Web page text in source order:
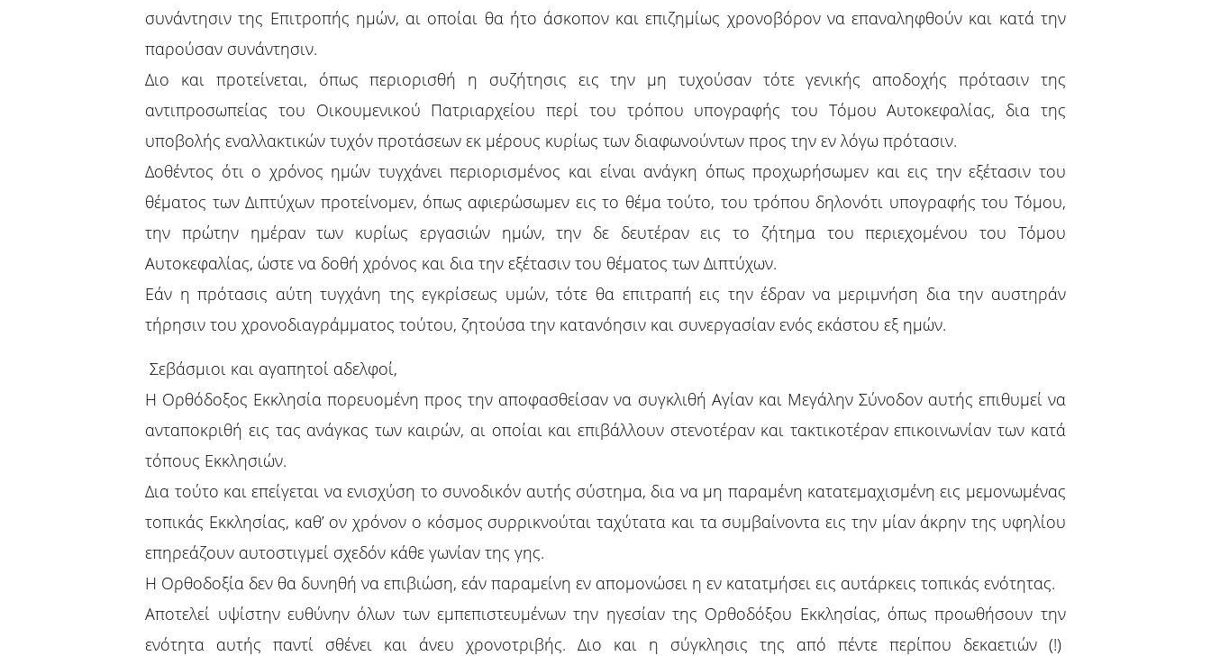
συνάντησιν της Επιτροπής ημών, αι οποίαι θα ήτο άσκοπον και επιζημίως χρονοβόρον να επαναληφθούν και κατά την
παρούσαν συνάντησιν.
Διο και προτείνεται, όπως περιορισθή η συζήτησις εις την μη τυχούσαν τότε γενικής αποδοχής πρότασιν της
αντιπροσωπείας του Οικουμενικού Πατριαρχείου περί του τρόπου υπογραφής του Τόμου Αυτοκεφαλίας, δια της
υποβολής εναλλακτικών τυχόν προτάσεων εκ μέρους κυρίως των διαφωνούντων προς την εν λόγω πρότασιν.
Δοθέντος ότι ο χρόνος ημών τυγχάνει περιορισμένος και είναι ανάγκη όπως προχωρήσωμεν και εις την εξέτασιν του
θέματος των Διπτύχων προτείνομεν, όπως αφιερώσωμεν εις το θέμα τούτο, του τρόπου δηλονότι υπογραφής του Τόμου,
την πρώτην ημέραν των κυρίως εργασιών ημών, την δε δευτέραν εις το ζήτημα του περιεχομένου του Τόμου
Αυτοκεφαλίας, ώστε να δοθή χρόνος και δια την εξέτασιν του θέματος των Διπτύχων.
Εάν η πρότασις αύτη τυγχάνη της εγκρίσεως υμών, τότε θα επιτραπή εις την έδραν να μεριμνήση δια την αυστηράν
τήρησιν του χρονοδιαγράμματος τούτου, ζητούσα την κατανόησιν και συνεργασίαν ενός εκάστου εξ ημών.
Σεβάσμιοι και αγαπητοί αδελφοί,
Η Ορθόδοξος Εκκλησία πορευομένη προς την αποφασθείσαν να συγκλιθή Αγίαν και Μεγάλην Σύνοδον αυτής επιθυμεί να
ανταποκριθή εις τας ανάγκας των καιρών, αι οποίαι και επιβάλλουν στενοτέραν και τακτικοτέραν επικοινωνίαν των κατά
τόπους Εκκλησιών.
Δια τούτο και επείγεται να ενισχύση το συνοδικόν αυτής σύστημα, δια να μη παραμένη κατατεμαχισμένη εις μεμονωμένας
τοπικάς Εκκλησίας, καθ’ ον χρόνον ο κόσμος συρρικνούται ταχύτατα και τα συμβαίνοντα εις την μίαν άκρην της υφηλίου
επηρεάζουν αυτοστιγμεί σχεδόν κάθε γωνίαν της γης.
Η Ορθοδοξία δεν θα δυνηθή να επιβιώση, εάν παραμείνη εν απομονώσει η εν κατατμήσει εις αυτάρκεις τοπικάς ενότητας.
Αποτελεί υψίστην ευθύνην όλων των εμπεπιστευμένων την ηγεσίαν της Ορθοδόξου Εκκλησίας, όπως προωθήσουν την
ενότητα αυτής παντί σθένει και άνευ χρονοτριβής. Διο και η σύγκλησις της από πέντε περίπου δεκαετιών (!)